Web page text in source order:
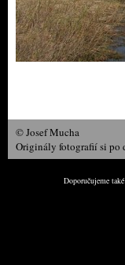
© Josef Mucha
Originály fotografií si po
Doporučujeme